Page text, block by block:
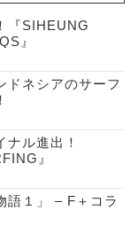
『SIHEUNG
』
ドネシアのサーフ
ナル進出！
』
語１」 – F＋コラ